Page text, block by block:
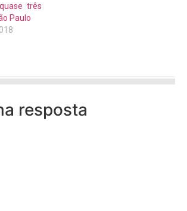
três
Paulo
resposta